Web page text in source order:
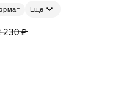
Ещё
230 ₽